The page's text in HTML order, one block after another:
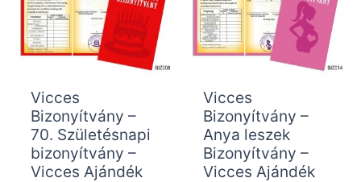
Vicces
Bizonyítvány –
70. Születésnapi
bizonyítvány –
Vicces Ajándék
Vicces
Bizonyítvány –
Anya leszek
Bizonyítvány –
Vicces Ajándék